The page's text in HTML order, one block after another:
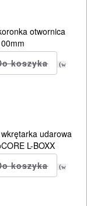
otwornica
(w
udarowa
L-BOXX
(w